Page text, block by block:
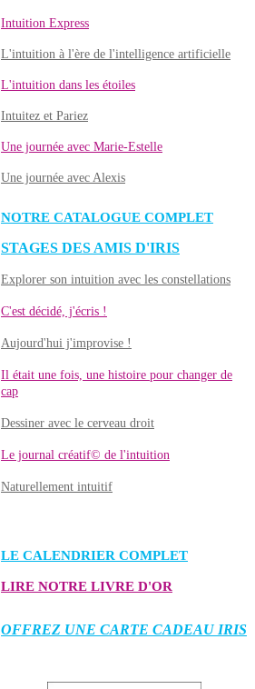
Intuition Express
L'intuition à l'ère de l'intelligence artificielle
L'intuition dans les étoiles
Intuitez et Pariez
Une journée avec Marie-Estelle
Une journée avec Alexis
NOTRE CATALOGUE COMPLET
STAGES DES AMIS D'IRIS
Explorer son intuition avec les constellations
C'est décidé, j'écris !
Aujourd'hui j'improvise !
Il était une fois, une histoire pour changer de
cap
Dessiner avec le cerveau droit
Le journal créatif© de l'intuition
Naturellement intuitif
LE CALENDRIER COMPLET
LIRE NOTRE LIVRE D'OR
OFFREZ UNE CARTE CADEAU IRIS